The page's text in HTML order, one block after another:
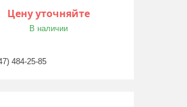
Цену уточняйте
В наличии
484-25-85